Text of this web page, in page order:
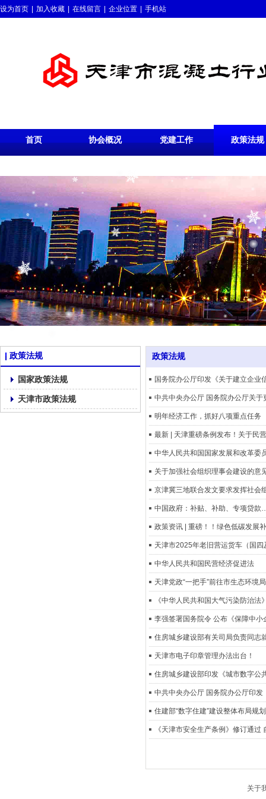
设为首页 加入收藏 在线留言 企业位置 手机站
首页 协会概况 党建工作 政策法规
政策法规
国家政策法规
天津市政策法规
政策法规
国务院办公厅印发《关于建立企业
中共中央办公厅 国务院办公厅关
明年经济工作，抓好八项重点任务
最新 | 天津重磅条例发布！关于民
中华人民共和国国家发展和改革委
关于加强社会组织理事会建设的意
京津冀三地联合发文要求发挥社会
中国政府：补贴、补助、专项贷
政策资讯 | 重磅！！绿色低碳发展
天津市2025年老旧营运货车（国
中华人民共和国民营经济促进法
天津党政“一把手”前往市生态环境
《中华人民共和国大气污染防治法
李强签署国务院令 公布《保障中小
住房城乡建设部有关司局负责同志
天津市电子印章管理办法出台！
住房城乡建设部印发《城市数字公
中共中央办公厅 国务院办公厅印
住建部“数字住建”建设整体布局规划
《天津市安全生产条例》修订通
关于